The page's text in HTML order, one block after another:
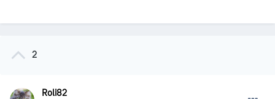
2
Roli82